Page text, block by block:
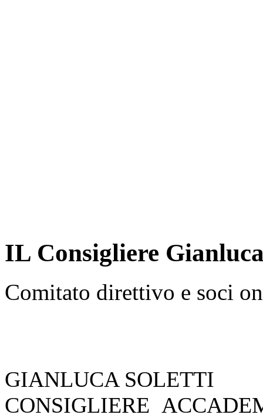
IL Consigliere
Comitato direttivo e soci
GIANLUCA SOLETTI
CONSIGLIERE